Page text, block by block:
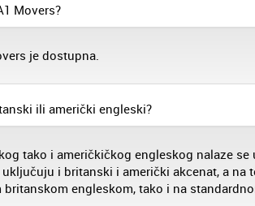
Movers?
je dostupna.
ili američki engleski?
tako i američkičkog engleskog nalaze
i britanski i američki akcenat, a na
engleskom, tako i na